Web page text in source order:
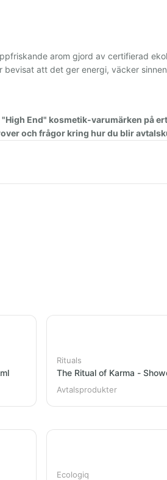
arom gjord av certifierad
bevisat att det ger energi, väcker
End" kosmetik-varumärken på
och frågor kring hur du blir
Rituals
The Ritual of Karma -
Avtalsprodukter
Ecologiq